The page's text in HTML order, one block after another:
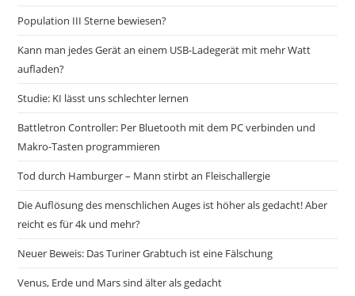
Population III Sterne bewiesen?
Kann man jedes Gerät an einem USB-Ladegerät mit mehr Watt
aufladen?
Studie: KI lässt uns schlechter lernen
Battletron Controller: Per Bluetooth mit dem PC verbinden und
Makro-Tasten programmieren
Tod durch Hamburger – Mann stirbt an Fleischallergie
Die Auflösung des menschlichen Auges ist höher als gedacht! Aber
reicht es für 4k und mehr?
Neuer Beweis: Das Turiner Grabtuch ist eine Fälschung
Venus, Erde und Mars sind älter als gedacht